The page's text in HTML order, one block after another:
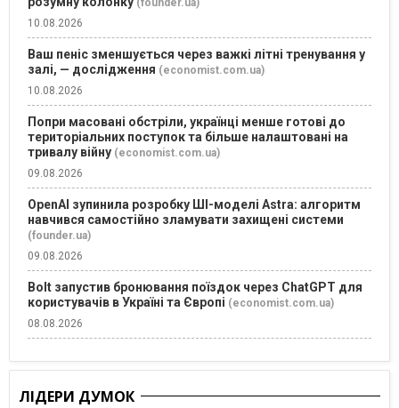
(founder.ua)
10.08.2026
Ваш пеніс зменшується через важкі літні тренування у
залі, — дослідження (economist.com.ua)
10.08.2026
Попри масовані обстріли, українці менше готові до
територіальних поступок та більше налаштовані на
тривалу війну (economist.com.ua)
09.08.2026
OpenAI зупинила розробку ШІ-моделі Astra: алгоритм
навчився самостійно зламувати захищені системи
(founder.ua)
09.08.2026
Bolt запустив бронювання поїздок через ChatGPT для
користувачів в Україні та Європі (economist.com.ua)
08.08.2026
ЛІДЕРИ ДУМОК